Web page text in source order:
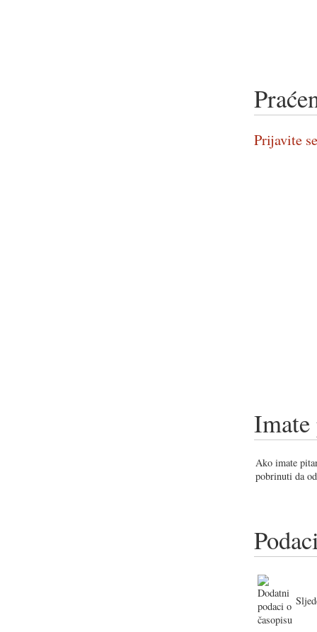
Prijavite
Imate
Ako imate
pobrinuti da